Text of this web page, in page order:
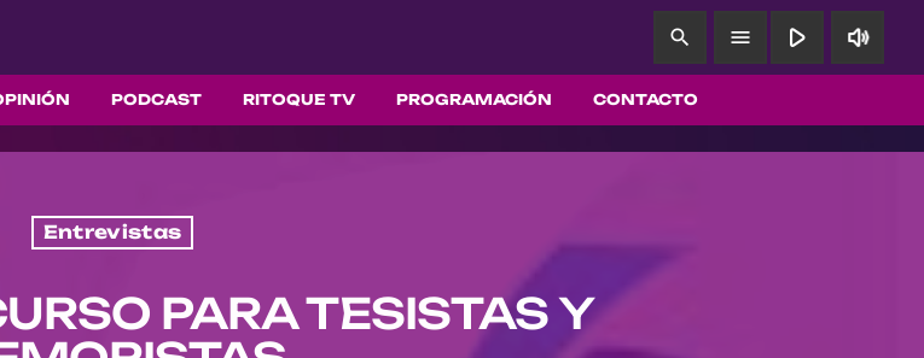
PODCAST RITOQUE TV PROGRAMACIÓN CONTACTO
search menu play_arrow volume_up
Entrevistas
PARA TESISTAS Y